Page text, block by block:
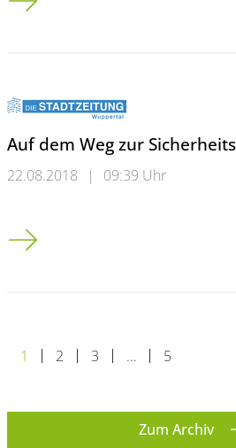
Auf dem Weg zur
22.08.2018 | 09:39 Uhr
Auf dem Weg zur
1 2 3 … 5
Zum Archiv